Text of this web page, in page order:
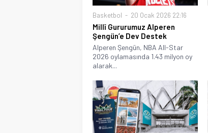
Basketbol 20 Ocak 2026 22:16
Millî Gururumuz Alperen
Şengün’e Dev Destek
Alperen Şengün, NBA All-Star
2026 oylamasında 1.43 milyon oy
alarak...